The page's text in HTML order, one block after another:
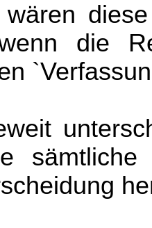
die